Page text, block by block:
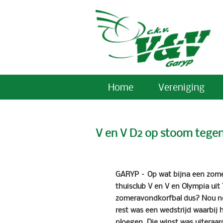
Home Vereniging
V en V D2 op stoom
GARYP – Op wat bijna een
thuisclub V en V en Olympia
zomeravondkorfbal dus? Nou
rest was een wedstrijd